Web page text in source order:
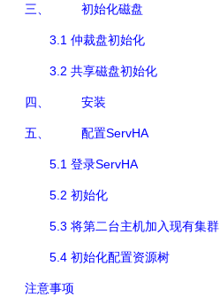
三、 初始化磁盘
3.1 仲裁盘初始化
3.2 共享磁盘初始化
四、 安装
五、 配置ServHA
5.1 登录ServHA
5.2 初始化
5.3 将第二台主机加入现有集群
5.4 初始化配置资源树
注意事项